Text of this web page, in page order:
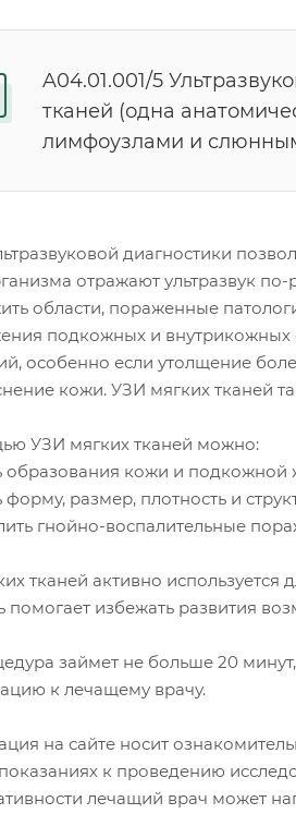
A04.01.001/5
тканей (одна
лимфоузлами и
диагностики
отражают ультразвук
области, пораженные
подкожных и
особенно если утолщение
кожи. УЗИ мягких тканей
УЗИ мягких тканей можно:
образования кожи и подкожной
форму, размер, плотность и
гнойно-воспалительные
тканей активно
помогает избежать развития
займет не больше 20
к лечащему врачу.
на сайте носит
к проведению
лечащий врач может